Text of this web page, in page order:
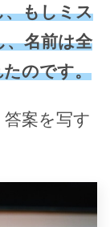
、もしミス
、名前は全
たのです。
案を写す